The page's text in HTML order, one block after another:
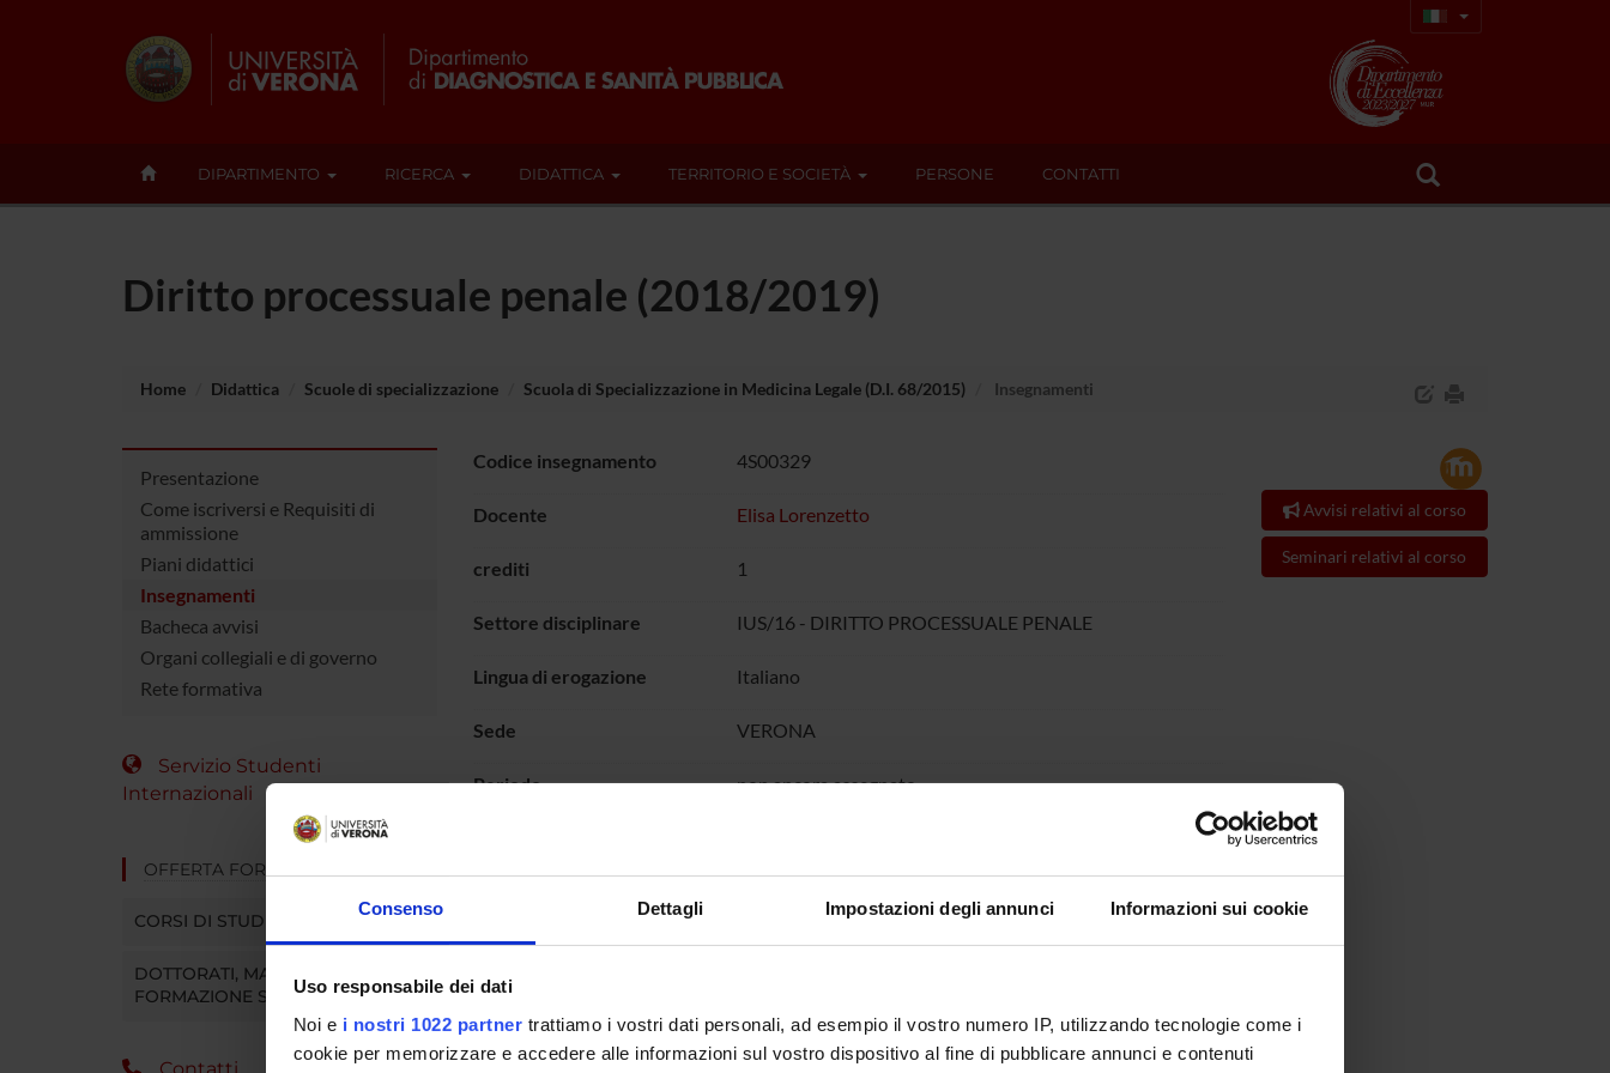
Consenso Dettagli Impostazioni degli annunci Informazioni sui cookie
Uso responsabile dei dati
Noi e i nostri 1022 partner trattiamo i vostri dati personali, ad esempio il vostro numero IP, utilizzando tecnologie come i
cookie per memorizzare e accedere alle informazioni sul vostro dispositivo al fine di pubblicare annunci e contenuti
DIPARTIMENTO RICERCA DIDATTICA TERRITORIO E SOCIETÀ PERSONE CONTATTI
Diritto processuale penale (2018/2019)
Home Didattica Scuole di specializzazione Scuola di Specializzazione in Medicina Legale (D.I. 68/2015) Insegnamenti
Presentazione
Come iscriversi e Requisiti di
ammissione
Piani didattici
Insegnamenti
Bacheca avvisi
Organi collegiali e di governo
Rete formativa
Servizio Studenti
Internazionali
OFFERTA FORMATIVA
CORSI DI STUDIO
DOTTORATI, MASTER E
FORMAZIONE SUPERIORE
Codice insegnamento 4S00329
Docente Elisa Lorenzetto
crediti 1
Settore disciplinare IUS/16 - DIRITTO PROCESSUALE PENALE
Lingua di erogazione Italiano
Sede VERONA
Periodo non ancora assegnato
Avvisi relativi al corso
Seminari relativi al corso